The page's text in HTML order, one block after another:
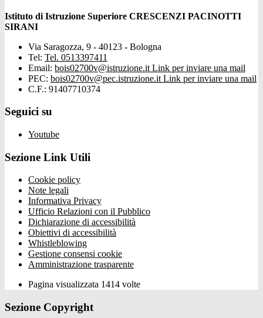
Istituto di Istruzione Superiore CRESCENZI PACINOTTI
SIRANI
Via Saragozza, 9 - 40123 - Bologna
Tel: Tel. 0513397411
Email: bois02700v@istruzione.it Link per inviare una mail
PEC: bois02700v@pec.istruzione.it Link per inviare una mail
C.F.: 91407710374
Seguici su
Youtube
Sezione Link Utili
Cookie policy
Note legali
Informativa Privacy
Ufficio Relazioni con il Pubblico
Dichiarazione di accessibilità
Obiettivi di accessibilità
Whistleblowing
Gestione consensi cookie
Amministrazione trasparente
Pagina visualizzata 1414 volte
Sezione Copyright